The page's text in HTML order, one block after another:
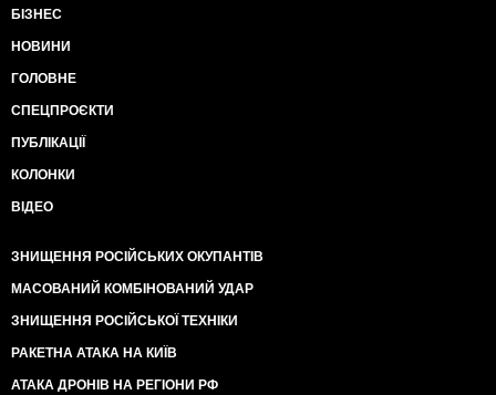
БІЗНЕС
НОВИНИ
ГОЛОВНЕ
СПЕЦПРОЄКТИ
ПУБЛІКАЦІЇ
КОЛОНКИ
ВІДЕО
ЗНИЩЕННЯ РОСІЙСЬКИХ ОКУПАНТІВ
МАСОВАНИЙ КОМБІНОВАНИЙ УДАР
ЗНИЩЕННЯ РОСІЙСЬКОЇ ТЕХНІКИ
РАКЕТНА АТАКА НА КИЇВ
АТАКА ДРОНІВ НА РЕГІОНИ РФ